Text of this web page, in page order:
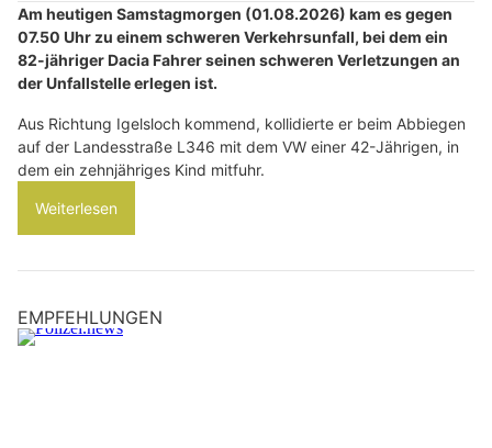
Am heutigen Samstagmorgen (01.08.2026) kam es gegen
07.50 Uhr zu einem schweren Verkehrsunfall, bei dem ein
82-jähriger Dacia Fahrer seinen schweren Verletzungen an
der Unfallstelle erlegen ist.
Aus Richtung Igelsloch kommend, kollidierte er beim Abbiegen
auf der Landesstraße L346 mit dem VW einer 42-Jährigen, in
dem ein zehnjähriges Kind mitfuhr.
Weiterlesen
EMPFEHLUNGEN